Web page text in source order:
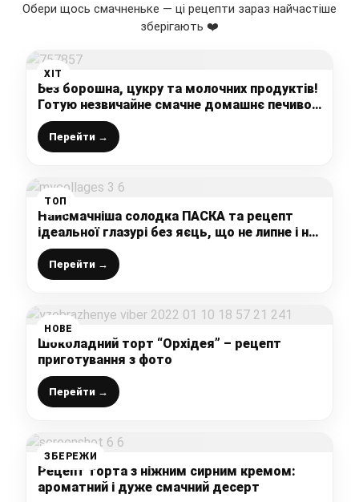
Обери щось смачненьке — ці рецепти зараз найчастіше
зберігають ❤️
ХІТ
Без борошна, цукру та молочних продуктів!
Готую незвичайне смачне домашнє печиво,
яке можна навіть у піст, простий рецепт
Перейти →
ТОП
Найсмачніша солодка ПАСКА та рецепт
ідеальної глазурі без яєць, що не липне і не
кришеться
Перейти →
НОВЕ
Шоколадний торт “Орхідея” – рецепт
приготування з фото
Перейти →
ЗБЕРЕЖИ
Рецепт торта з ніжним сирним кремом:
ароматний і дуже смачний десерт